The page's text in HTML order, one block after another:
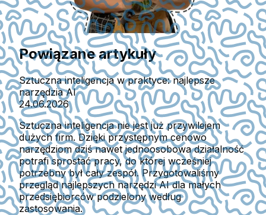
Powiązane artykuły
Sztuczna inteligencja w praktyce: najlepsze
narzędzia AI
24.06.2026
Sztuczna inteligencja nie jest już przywilejem
dużych firm. Dzięki przystępnym cenowo
narzędziom dziś nawet jednoosobowa działalność
potrafi sprostać pracy, do której wcześniej
potrzebny był cały zespół. Przygotowaliśmy
przegląd najlepszych narzędzi AI dla małych
przedsiębiorców podzielony według
zastosowania.